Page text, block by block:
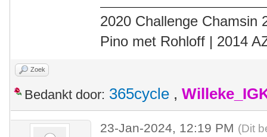
2020 Challenge Chamsin
Pino met Rohloff | 2014
Zoek
Bedankt door: 365cycle ,
23-Jan-2024, 12:19 PM (Dit